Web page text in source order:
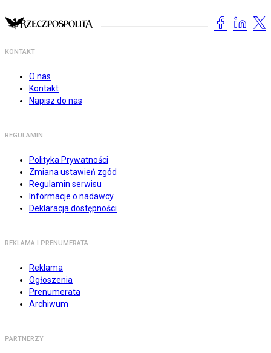
KONTAKT
O nas
Kontakt
Napisz do nas
REGULAMIN
Polityka Prywatności
Zmiana ustawień zgód
Regulamin serwisu
Informacje o nadawcy
Deklaracja dostępności
REKLAMA I PRENUMERATA
Reklama
Ogłoszenia
Prenumerata
Archiwum
PARTNERZY